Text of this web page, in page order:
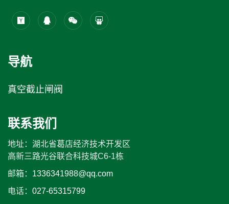
导航
真空截止闸阀
联系我们
地址：湖北省葛店经济技术开发区
高新三路光谷联合科技城C6-1栋
邮箱： 1336341988@qq.com
电话： 027-65315799